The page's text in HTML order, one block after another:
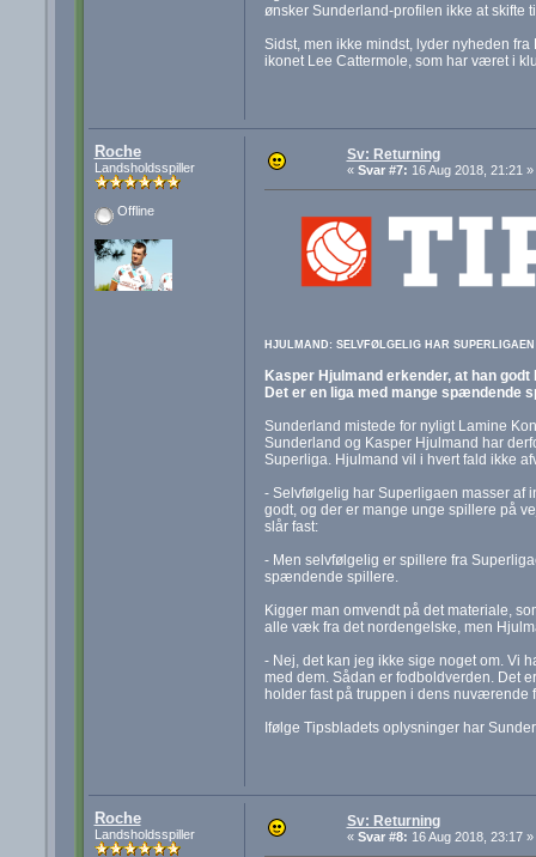
ønsker Sunderland-profilen ikke at skifte
Sidst, men ikke mindst, lyder nyheden
ikonet Lee Cattermole, som har været i
Roche
Landsholdsspiller
Offline
Sv: Returning
« Svar #7: 16 Aug 2018, 21:21 »
HJULMAND: SELVFØLGELIG HAR
Kasper Hjulmand erkender, at han
Det er en liga med mange spændende
Sunderland mistede for nyligt Lamine
Sunderland og Kasper Hjulmand har
Superliga. Hjulmand vil i hvert fald ikke
- Selvfølgelig har Superligaen masser af
godt, og der er mange unge spillere på
slår fast:
- Men selvfølgelig er spillere fra
spændende spillere.
Kigger man omvendt på det materiale,
alle væk fra det nordengelske, men
- Nej, det kan jeg ikke sige noget om. Vi
med dem. Sådan er fodboldverden. Det
holder fast på truppen i dens nuværende
Ifølge Tipsbladets oplysninger har
Roche
Landsholdsspiller
Sv: Returning
« Svar #8: 16 Aug 2018, 23:17 »